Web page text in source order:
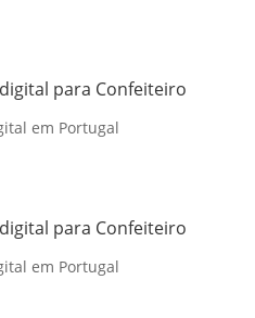
para Confeiteiro
em Portugal
para Confeiteiro
em Portugal